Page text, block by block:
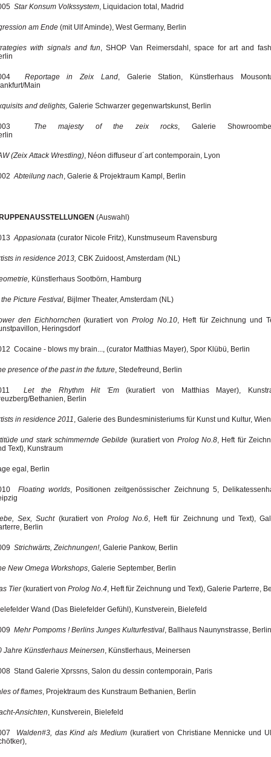
Star Konsum Volkssystem, Liquidacion total, Madrid
am Ende (mit Ulf Aminde), West Germany, Berlin
with signals and fun, SHOP Van Reimersdahl, space for art and
Reportage in Zeix Land, Galerie Station, Künstlerhaus
Main
and delights, Galerie Schwarzer gegenwartskunst, Berlin
The majesty of the zeix rocks, Galerie
(Zeix Attack Wrestling), Néon diffuseur d´art contemporain, Lyon
Abteilung nach, Galerie & Projektraum Kampl, Berlin
(Auswahl)
Appasionata (curator Nicole Fritz), Kunstmuseum Ravensburg
in residence 2013, CBK Zuidoost, Amsterdam (NL)
Künstlerhaus Sootbörn, Hamburg
the Picture Festival, Bijlmer Theater, Amsterdam (NL)
den Eichhornchen(kuratiert vonProlog No.10, Heft für Zeichnung und
Heringsdorf
Cocaine - blows my brain..., (curator Matthias Mayer), Spor Klübü, Berlin
presence of the past in the future, Stedefreund, Berlin
Let the Rhythm Hit 'Em(kuratiert von Matthias Mayer),
Bethanien, Berlin
in residence 2011, Galerie des Bundesministeriums für Kunst und Kultur, Wien
und stark schimmernde Gebilde (kuratiert von Prolog No.8, Heft für
Text), Kunstraum
egal, Berlin
Floating worlds, Positionen zeitgenössischer Zeichnung 5,
Sex, Sucht (kuratiert von Prolog No.6, Heft für Zeichnung und Text),
Berlin
Strichwärts, Zeichnungen!, Galerie Pankow, Berlin
New Omega Workshops, Galerie September, Berlin
Tier(kuratiert von Prolog No.4, Heft für Zeichnung und Text), Galerie Parterre,
Wand (Das Bielefelder Gefühl), Kunstverein, Bielefeld
Mehr Pompoms ! Berlins Junges Kulturfestival, Ballhaus Naunynstrasse, Berlin
Jahre Künstlerhaus Meinersen, Künstlerhaus, Meinersen
Stand Galerie Xprssns, Salon du dessin contemporain, Paris
of flames, Projektraum des Kunstraum Bethanien, Berlin
Ansichten, Kunstverein, Bielefeld
Walden#3, das Kind als Medium (kuratiert von Christiane Mennicke und